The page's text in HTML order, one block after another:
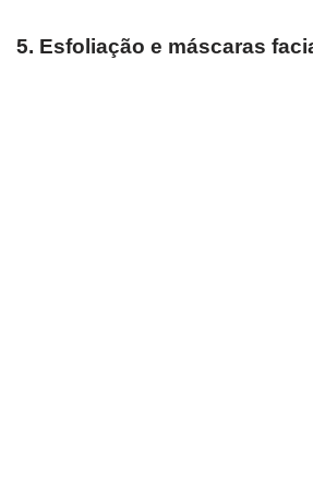
5. Esfoliação e máscaras